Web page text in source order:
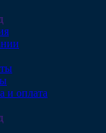
и оплата